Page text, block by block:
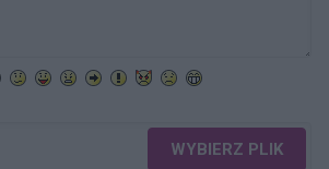
WYBIERZ PLIK